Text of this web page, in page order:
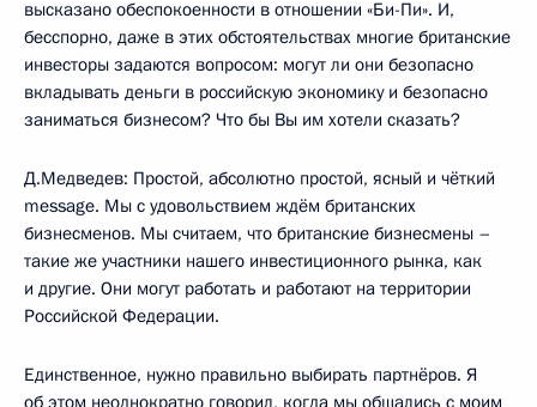
высказано обеспокоенности в отношении «Би-Пи». И,
бесспорно, даже в этих обстоятельствах многие британские
инвесторы задаются вопросом: могут ли они безопасно
вкладывать деньги в российскую экономику и безопасно
заниматься бизнесом? Что бы Вы им хотели сказать?
Д.Медведев: Простой, абсолютно простой, ясный и чёткий
message. Мы с удовольствием ждём британских
бизнесменов. Мы считаем, что британские бизнесмены –
такие же участники нашего инвестиционного рынка, как
и другие. Они могут работать и работают на территории
Российской Федерации.
Единственное, нужно правильно выбирать партнёров. Я
об этом неоднократно говорил, когда мы общались с моим